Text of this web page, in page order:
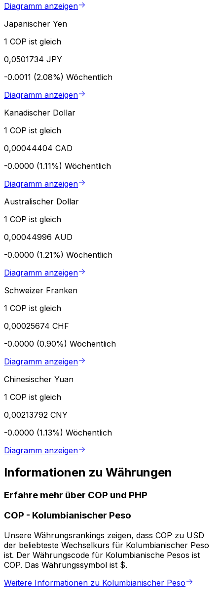
Diagramm anzeigen
Japanischer Yen
1 COP ist gleich
0,0501734 JPY
-0.0011 (2.08%) Wöchentlich
Diagramm anzeigen
Kanadischer Dollar
1 COP ist gleich
0,00044404 CAD
-0.0000 (1.11%) Wöchentlich
Diagramm anzeigen
Australischer Dollar
1 COP ist gleich
0,00044996 AUD
-0.0000 (1.21%) Wöchentlich
Diagramm anzeigen
Schweizer Franken
1 COP ist gleich
0,00025674 CHF
-0.0000 (0.90%) Wöchentlich
Diagramm anzeigen
Chinesischer Yuan
1 COP ist gleich
0,00213792 CNY
-0.0000 (1.13%) Wöchentlich
Diagramm anzeigen
Informationen zu Währungen
Erfahre mehr über COP und PHP
COP - Kolumbianischer Peso
Unsere Währungsrankings zeigen, dass COP zu USD
der beliebteste Wechselkurs für Kolumbianischer Peso
ist. Der Währungscode für Kolumbianische Pesos ist
COP. Das Währungssymbol ist $.
Weitere Informationen zu Kolumbianischer Peso